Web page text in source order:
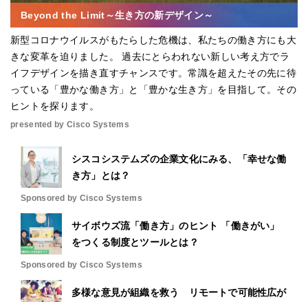
Beyond the Limit～生き方の新デザイン～
新型コロナウイルスがもたらした危機は、私たちの働き方にも大
きな変革を迫りました。 過去にとらわれない新しい考え方でラ
イフデザインを描き直すチャンスです。常識を超えたその先に待
っている「豊かな働き方」と「豊かな生き方」を目指して。その
ヒントを探ります。
presented by Cisco Systems
シスコシステムズの企業文化にみる、「幸せな働
き方」とは？
Sponsored by Cisco Systems
サイボウズ流「働き方」のヒント 「働きがい」
をつくる制度とツールとは？
Sponsored by Cisco Systems
多様な意見が組織を救う リモートで可能性広が